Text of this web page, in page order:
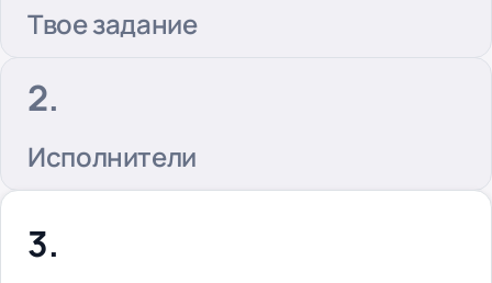
Твое задание
Исполнители